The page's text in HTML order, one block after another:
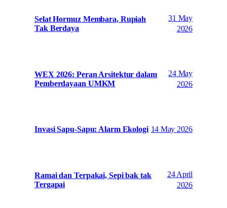
Selat Hormuz Membara, Rupiah
Tak Berdaya
31 May
2026
WEX 2026: Peran Arsitektur dalam
Pemberdayaan UMKM
24 May
2026
Invasi Sapu-Sapu: Alarm Ekologi 14 May 2026
Ramai dan Terpakai, Sepi bak tak
Tergapai
24 April
2026